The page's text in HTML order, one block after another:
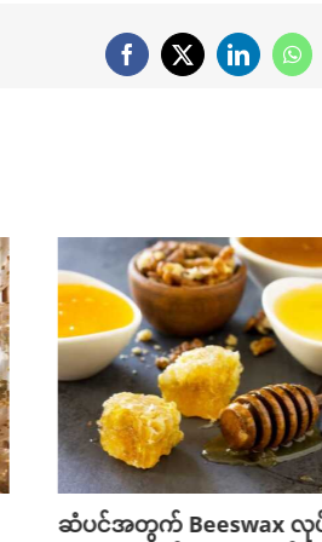
Facebook
X LinkedIn
ဆံပင်အတွက် Beeswax လု